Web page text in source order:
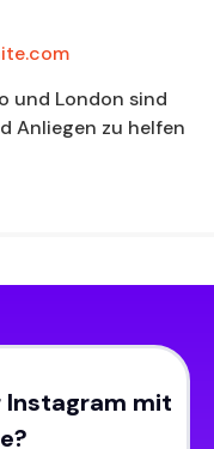
und London sind
Anliegen zu helfen
Instagram mit